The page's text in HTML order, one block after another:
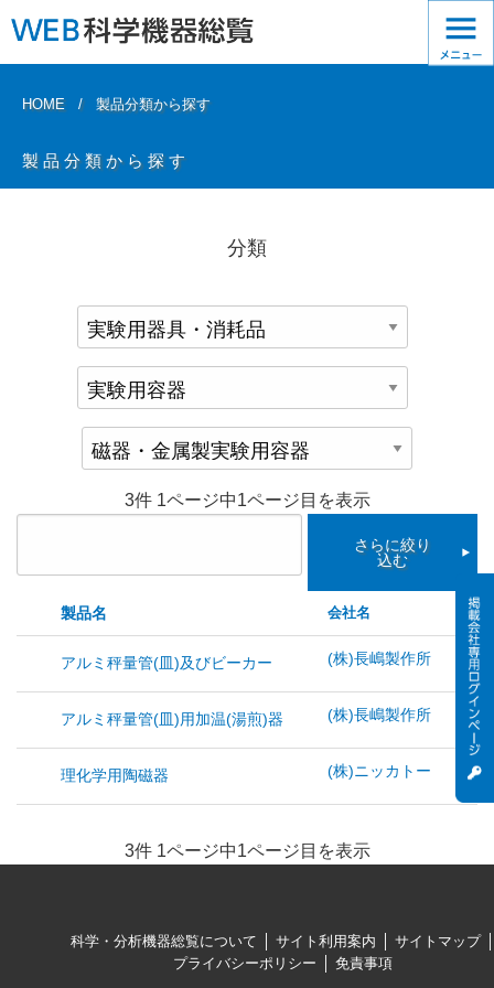
HOME 製品分類から探す
製品分類から探す
分類
3件 1ページ中1ページ目を表示
さらに絞り
込む
製品名 会社名 価
アルミ秤量管(皿)及びビーカー (株)長嶋製作所 価
アルミ秤量管(皿)用加温(湯煎)器 (株)長嶋製作所 価
理化学用陶磁器 (株)ニッカトー ￥
3件 1ページ中1ページ目を表示
科学・分析機器総覧について サイト利用案内
サイトマップ
プライバシーポリシー
免責事項